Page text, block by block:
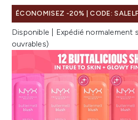
ÉCONOMISEZ -20% | CODE: SALELF
Disponible | Expédié normalement
ouvrables)